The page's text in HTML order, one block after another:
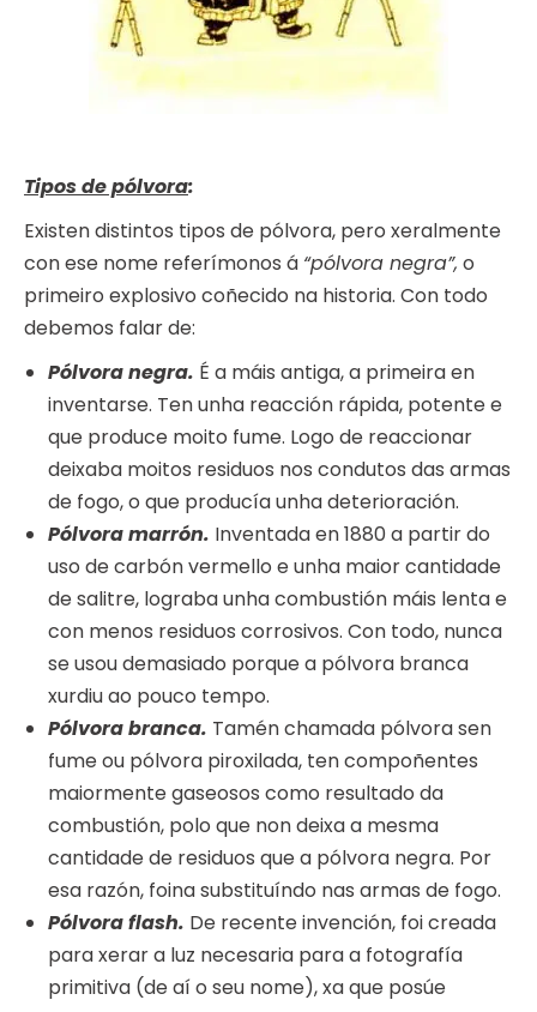
Tipos de pólvora:
Existen distintos tipos de pólvora, pero xeralmente
con ese nome referímonos á “pólvora negra”, o
primeiro explosivo coñecido na historia. Con todo
debemos falar de:
Pólvora negra. É a máis antiga, a primeira en
inventarse. Ten unha reacción rápida, potente e
que produce moito fume. Logo de reaccionar
deixaba moitos residuos nos condutos das armas
de fogo, o que producía unha deterioración.
Pólvora marrón. Inventada en 1880 a partir do
uso de carbón vermello e unha maior cantidade
de salitre, lograba unha combustión máis lenta e
con menos residuos corrosivos. Con todo, nunca
se usou demasiado porque a pólvora branca
xurdiu ao pouco tempo.
Pólvora branca. Tamén chamada pólvora sen
fume ou pólvora piroxilada, ten compoñentes
maiormente gaseosos como resultado da
combustión, polo que non deixa a mesma
cantidade de residuos que a pólvora negra. Por
esa razón, foina substituíndo nas armas de fogo.
Pólvora flash. De recente invención, foi creada
para xerar a luz necesaria para a fotografía
primitiva (de aí o seu nome), xa que posúe